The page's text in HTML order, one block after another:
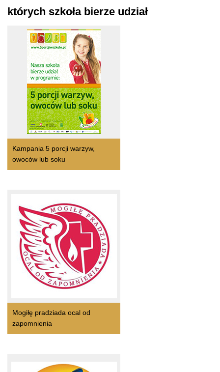
których szkoła bierze udział
Kampania 5 porcji warzyw,
owoców lub soku
Mogiłę pradziada ocal od
zapomnienia